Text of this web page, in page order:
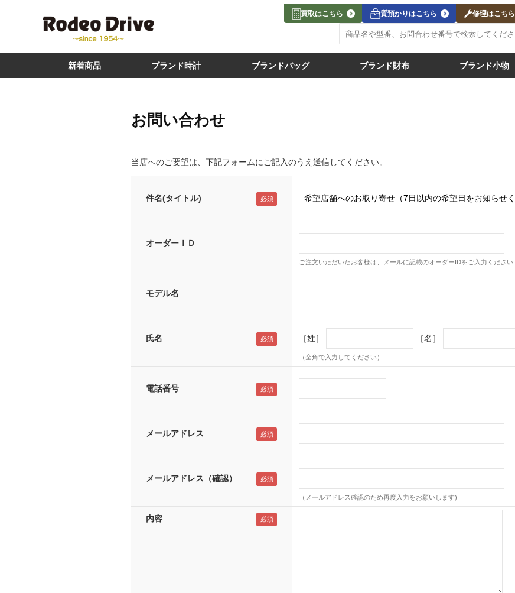
買取はこちら 質預かりはこちら 修理はこちら
新着商品 ブランド時計 ブランドバッグ ブランド財布 ブランド小物
お問い合わせ
当店へのご要望は、下記フォームにご記入のうえ送信してください。
件名(タイトル)
オーダーＩＤ
ご注文いただいたお客様は、メールに記載のオーダーIDをご入力ください
モデル名
氏名 ［姓］ ［名］
（全角で入力してください）
電話番号
メールアドレス
メールアドレス（確認）
（メールアドレス確認のため再度入力をお願いします)
内容